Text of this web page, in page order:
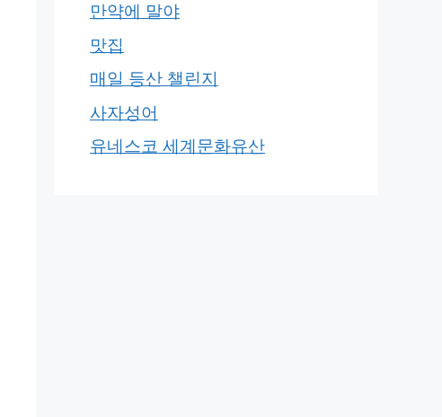
만약에 말야
맛집
매일 등산 챌린지
사자성어
유네스코 세계문화유산